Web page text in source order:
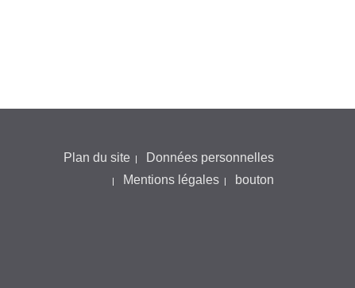
Plan du site
Données personnelles
Mentions légales
bouton